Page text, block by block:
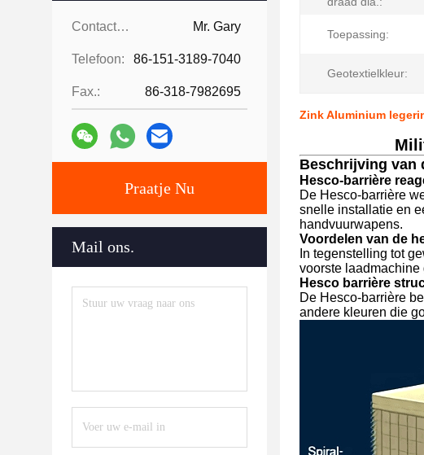
Contactpersonen: Mr. Gary
Telefoon: 86-151-3189-7040
Fax.: 86-318-7982695
Praatje Nu
Mail ons.
Toepassing:
Geotextielkleur:
Zink Aluminium
Beschrijving van
Hesco-barrière
De Hesco-barrière
snelle installatie en
handvuurwapens.
Voordelen van de
In tegenstelling tot
voorste laadmachine
Hesco barrière
De Hesco-barrière
andere kleuren die